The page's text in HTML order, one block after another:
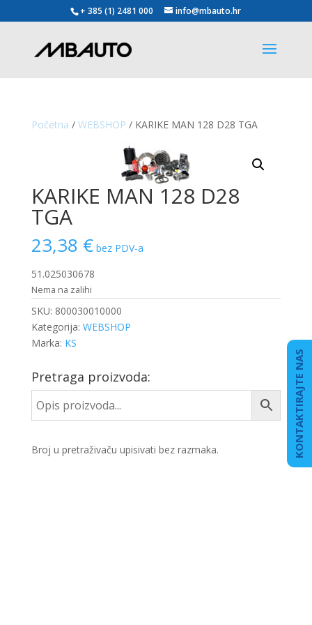
+ 385 (1) 2481 000 info@mbauto.hr
Početna / WEBSHOP / KARIKE MAN 128 D28 TGA
KARIKE MAN 128 D28
TGA
23,38 € bez PDV-a
51.025030678
Nema na zalihi
SKU: 800030010000
Kategorija: WEBSHOP
Marka: KS
Pretraga proizvoda:
Broj u pretraživaču upisivati bez razmaka. KONTAKTIRAJTE NAS